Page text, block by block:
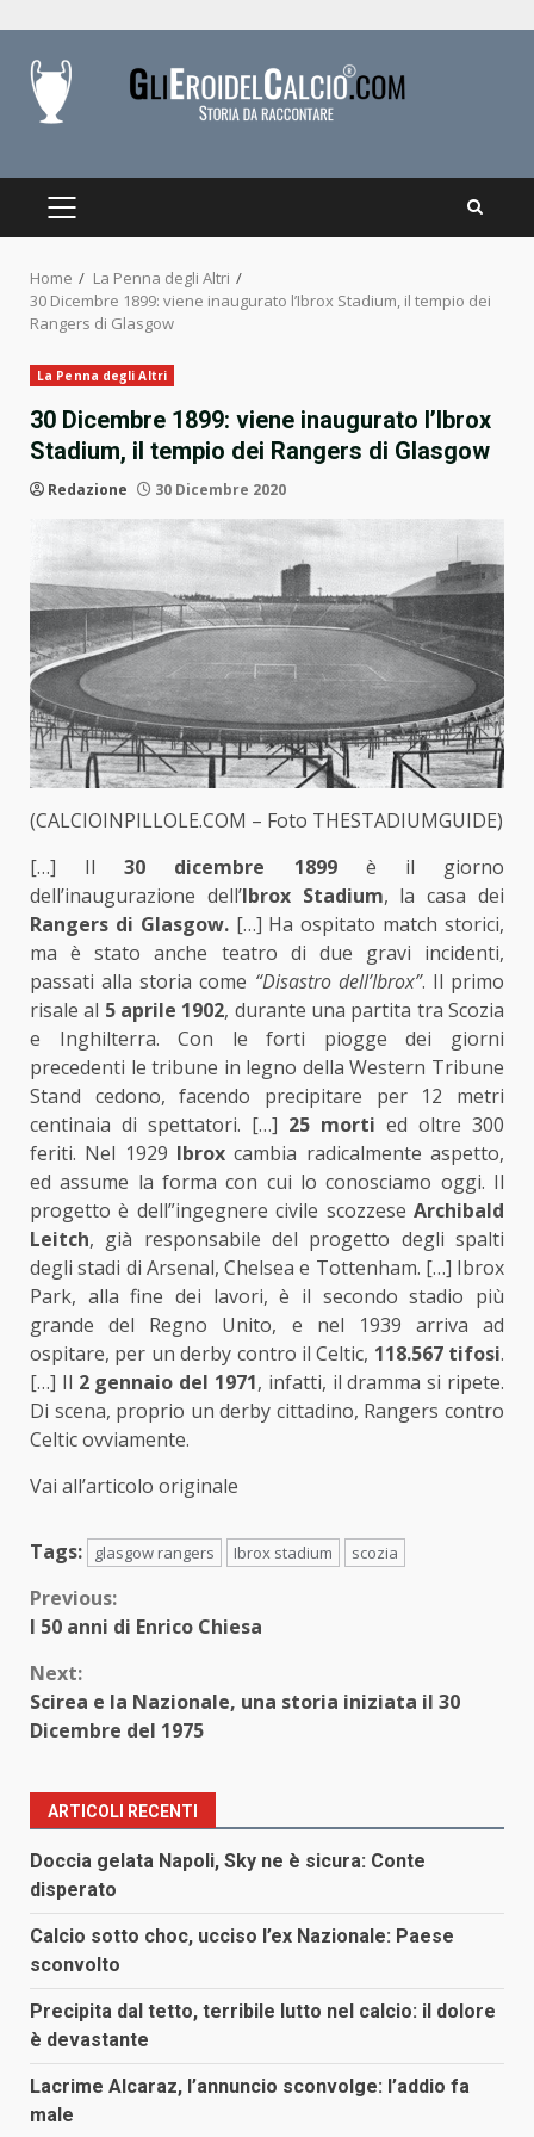
content
PRIMARY
Home
La Penna degli Altri
30 Dicembre 1899: viene inaugurato l’Ibrox Stadium, il tempio dei
Rangers di Glasgow
La Penna degli Altri
30 Dicembre 1899: viene inaugurato l’Ibrox
Stadium, il tempio dei Rangers di Glasgow
Redazione 30 Dicembre 2020
(CALCIOINPILLOLE.COM – Foto THESTADIUMGUIDE)
[…] Il30 dicembre 1899è il giorno
dell’inaugurazione dell’Ibrox Stadium, la casa dei
Rangers di Glasgow. […] Ha ospitato match storici,
ma è stato anche teatro di due gravi incidenti,
passati alla storia come “Disastro dell’Ibrox”. Il primo
risale al 5 aprile 1902, durante una partita tra Scozia
e Inghilterra. Con le forti piogge dei giorni
precedenti le tribune in legno della Western Tribune
Stand cedono, facendo precipitare per 12 metri
centinaia di spettatori. […] 25 morti ed oltre 300
feriti. Nel 1929 Ibrox cambia radicalmente aspetto,
ed assume la forma con cui lo conosciamo oggi. Il
progetto è dell”ingegnere civile scozzese Archibald
Leitch, già responsabile del progetto degli spalti
degli stadi di Arsenal, Chelsea e Tottenham. […] Ibrox
Park, alla fine dei lavori, è il secondo stadio più
grande del Regno Unito, e nel 1939 arriva ad
ospitare, per un derby contro il Celtic, 118.567 tifosi.
[…] Il 2 gennaio del 1971, infatti, il dramma si ripete.
Di scena, proprio un derby cittadino, Rangers contro
Celtic ovviamente.
Vai all’articolo originale
Tags: glasgow rangers Ibrox stadium scozia
Continue
Previous:
I 50 anni di Enrico Chiesa
Next:
Scirea e la Nazionale, una storia iniziata il 30
Dicembre del 1975
ARTICOLI RECENTI
Doccia gelata Napoli, Sky ne è sicura: Conte
disperato
Calcio sotto choc, ucciso l’ex Nazionale: Paese
sconvolto
Precipita dal tetto, terribile lutto nel calcio: il dolore
è devastante
Lacrime Alcaraz, l’annuncio sconvolge: l’addio fa
male